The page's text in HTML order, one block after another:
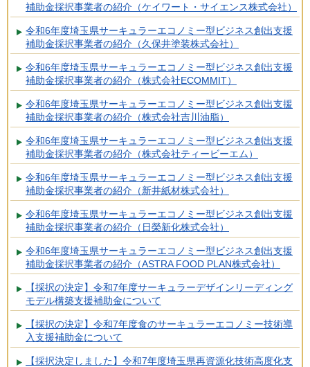
補助金採択事業者の紹介（ケイワート・サイエンス株式会社）
令和6年度埼玉県サーキュラーエコノミー型ビジネス創出支援
補助金採択事業者の紹介（久保井塗装株式会社）
令和6年度埼玉県サーキュラーエコノミー型ビジネス創出支援
補助金採択事業者の紹介（株式会社ECOMMIT）
令和6年度埼玉県サーキュラーエコノミー型ビジネス創出支援
補助金採択事業者の紹介（株式会社吉川油脂）
令和6年度埼玉県サーキュラーエコノミー型ビジネス創出支援
補助金採択事業者の紹介（株式会社ティービーエム）
令和6年度埼玉県サーキュラーエコノミー型ビジネス創出支援
補助金採択事業者の紹介（新井紙材株式会社）
令和6年度埼玉県サーキュラーエコノミー型ビジネス創出支援
補助金採択事業者の紹介（日榮新化株式会社）
令和6年度埼玉県サーキュラーエコノミー型ビジネス創出支援
補助金採択事業者の紹介（ASTRA FOOD PLAN株式会社）
【採択の決定】令和7年度サーキュラーデザインリーディング
モデル構築支援補助金について
【採択の決定】令和7年度食のサーキュラーエコノミー技術導
入支援補助金について
【採択決定しました】令和7年度埼玉県再資源化技術高度化支